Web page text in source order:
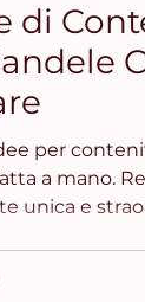
di
per
a mano.
unica e